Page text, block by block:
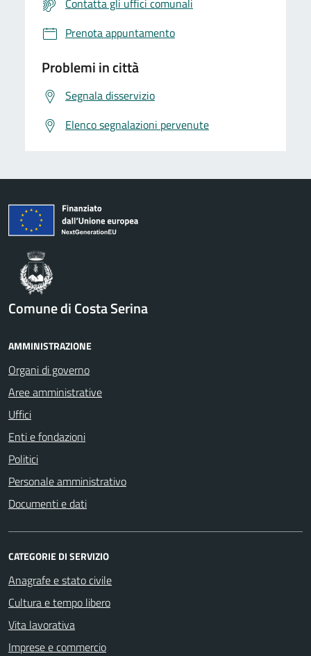
Contatta gli uffici comunali
Prenota appuntamento
Problemi in città
Segnala disservizio
Elenco segnalazioni pervenute
Comune di Costa Serina
AMMINISTRAZIONE
Organi di governo
Aree amministrative
Uffici
Enti e fondazioni
Politici
Personale amministrativo
Documenti e dati
CATEGORIE DI SERVIZIO
Anagrafe e stato civile
Cultura e tempo libero
Vita lavorativa
Imprese e commercio